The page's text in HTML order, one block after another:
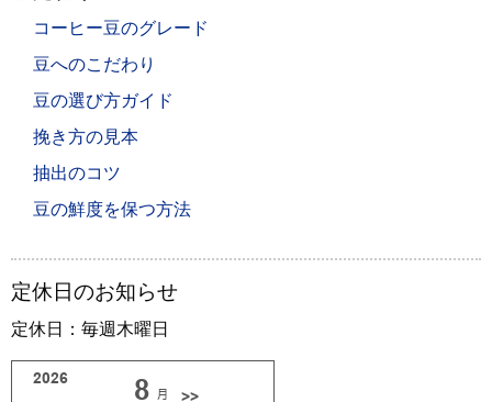
コーヒー豆のグレード
豆へのこだわり
豆の選び方ガイド
挽き方の見本
抽出のコツ
豆の鮮度を保つ方法
定休日のお知らせ
定休日：毎週木曜日